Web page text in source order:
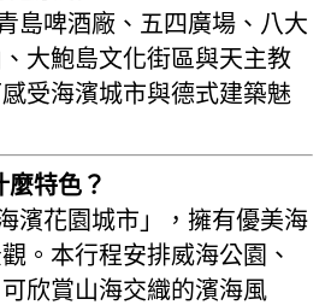
島啤酒廠、五四廣場、八大
大鮑島文化街區與天主教
受海濱城市與德式建築魅
麼特色？
濱花園城市」，擁有優美海
。本行程安排威海公園、
欣賞山海交織的濱海風